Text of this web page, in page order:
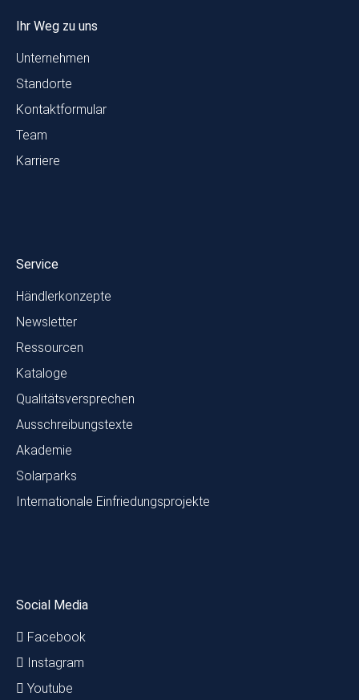
Ihr Weg zu uns
Unternehmen
Standorte
Kontaktformular
Team
Karriere
Service
Händlerkonzepte
Newsletter
Ressourcen
Kataloge
Qualitätsversprechen
Ausschreibungstexte
Akademie
Solarparks
Internationale Einfriedungsprojekte
Social Media
Facebook
Instagram
Youtube